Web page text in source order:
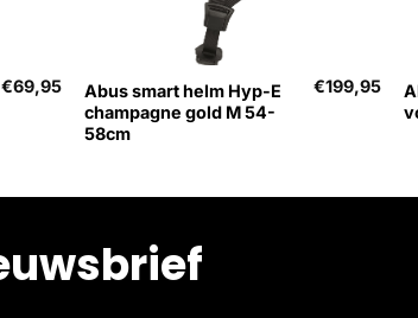
€69,95
Abus smart helm Hyp-E
champagne gold M 54-
58cm
€199,95